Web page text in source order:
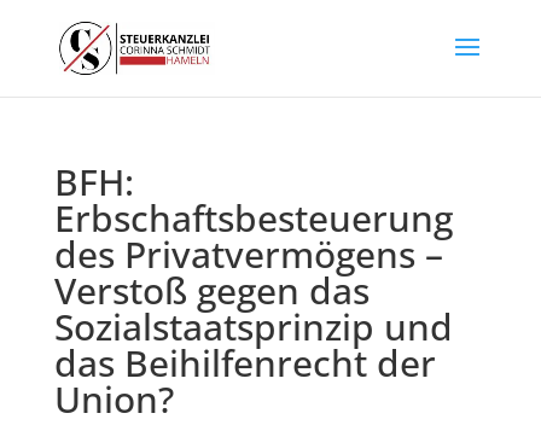
BFH:
Erbschaftsbesteuerung
des Privatvermögens –
Verstoß gegen das
Sozialstaatsprinzip und
das Beihilfenrecht der
Union?